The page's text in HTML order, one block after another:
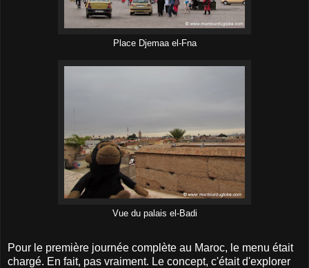
Place Djemaa el-Fna
Vue du palais el-Badi
Pour le première journée complète au Maroc, le menu était
chargé. En fait, pas vraiment. Le concept, c'était d'explorer